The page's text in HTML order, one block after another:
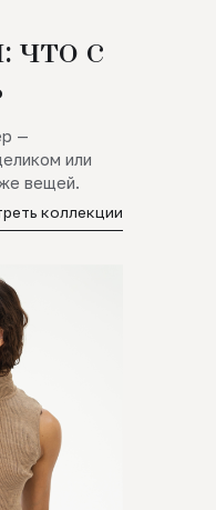
что с
—
или
вещей.
коллекции